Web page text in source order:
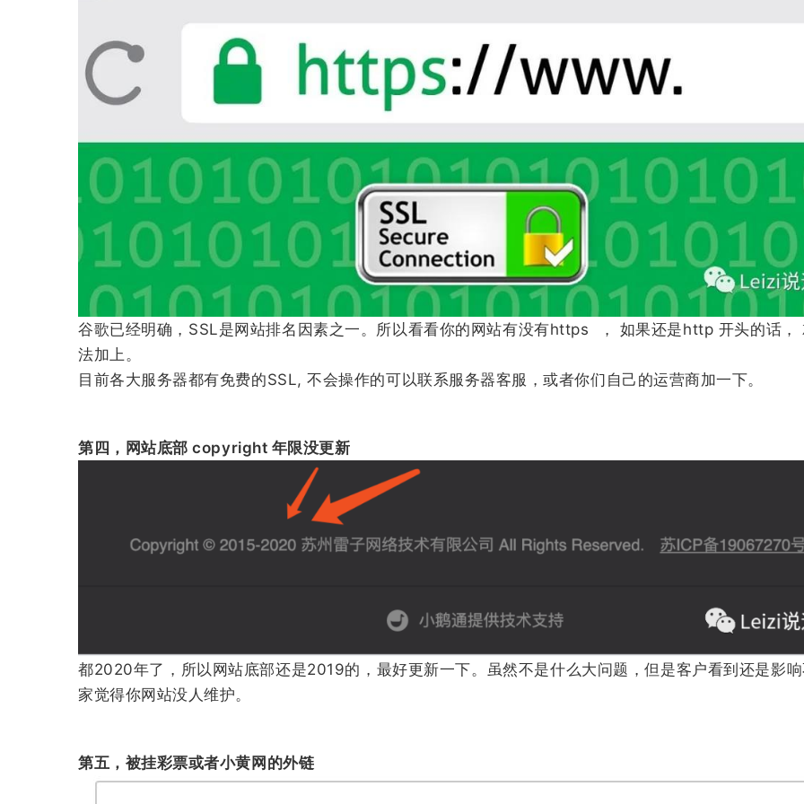
谷歌已经明确，SSL是网站排名因素之一。所以看看你的网站有没有https ， 如果还是http 开头的话，
法加上。
目前各大服务器都有免费的SSL, 不会操作的可以联系服务器客服，或者你们自己的运营商加一下。
第四，网站底部 copyright 年限没更新
都2020年了，所以网站底部还是2019的，最好更新一下。虽然不是什么大问题，但是客户看到还是影
家觉得你网站没人维护。
第五，被挂彩票或者小黄网的外链